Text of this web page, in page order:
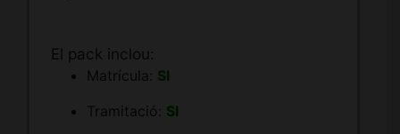
El pack inclou:
Matrícula: SI
Tramitació: SI